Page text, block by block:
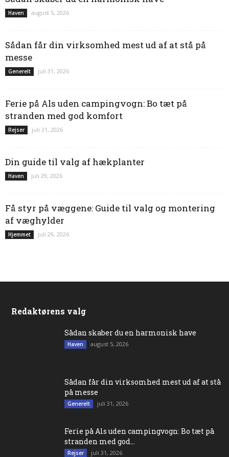
Haven august 5, 2026
Sådan får din virksomhed mest ud af at stå på
messe
Generelt juli 31, 2026
Ferie på Als uden campingvogn: Bo tæt på
stranden med god komfort
Rejser juli 31, 2026
Din guide til valg af hækplanter
Haven juli 29, 2026
Få styr på væggene: Guide til valg og montering
af væghylder
Hjemmet juli 29, 2026
Redaktørens valg
Sådan skaber du en harmonisk have
Haven august 5, 2026
Sådan får din virksomhed mest ud af at stå
på messe
Generelt juli 31, 2026
Ferie på Als uden campingvogn: Bo tæt på
stranden med god...
Rejser juli 31, 2026